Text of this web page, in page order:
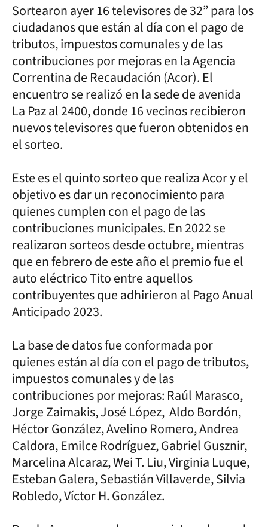
Sortearon ayer 16 televisores de 32” para los
ciudadanos que están al día con el pago de
tributos, impuestos comunales y de las
contribuciones por mejoras en la Agencia
Correntina de Recaudación (Acor). El
encuentro se realizó en la sede de avenida
La Paz al 2400, donde 16 vecinos recibieron
nuevos televisores que fueron obtenidos en
el sorteo.
Este es el quinto sorteo que realiza Acor y el
objetivo es dar un reconocimiento para
quienes cumplen con el pago de las
contribuciones municipales. En 2022 se
realizaron sorteos desde octubre, mientras
que en febrero de este año el premio fue el
auto eléctrico Tito entre aquellos
contribuyentes que adhirieron al Pago Anual
Anticipado 2023.
La base de datos fue conformada por
quienes están al día con el pago de tributos,
impuestos comunales y de las
contribuciones por mejoras: Raúl Marasco,
Jorge Zaimakis, José López, Aldo Bordón,
Héctor González, Avelino Romero, Andrea
Caldora, Emilce Rodríguez, Gabriel Gusznir,
Marcelina Alcaraz, Wei T. Liu, Virginia Luque,
Esteban Galera, Sebastián Villaverde, Silvia
Robledo, Víctor H. González.